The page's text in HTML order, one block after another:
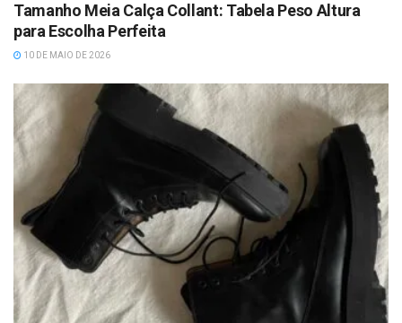
Tamanho Meia Calça Collant: Tabela Peso Altura
para Escolha Perfeita
10 DE MAIO DE 2026